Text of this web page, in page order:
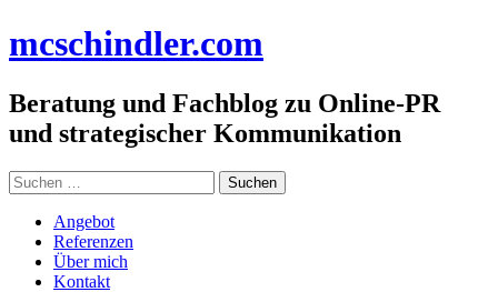
Inhalt
mcschindler.com
Beratung und Fachblog zu Online-PR
und strategischer Kommunikation
Suchen
nach:
Angebot
Referenzen
Über mich
Kontakt